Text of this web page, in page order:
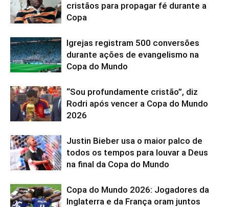
cristãos para propagar fé durante a
Copa
Igrejas registram 500 conversões
durante ações de evangelismo na
Copa do Mundo
“Sou profundamente cristão”, diz
Rodri após vencer a Copa do Mundo
2026
Justin Bieber usa o maior palco de
todos os tempos para louvar a Deus
na final da Copa do Mundo
Copa do Mundo 2026: Jogadores da
Inglaterra e da França oram juntos